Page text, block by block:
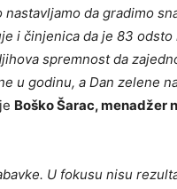
da gradimo
i činjenica da je 83 odsto
spremnost da
u godinu, a Dan zelene
Boško Šarac, menadžer
U fokusu nisu